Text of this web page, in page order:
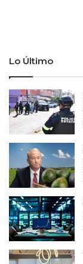
s
l
a
n
e
s
d
e
m
i
t
i
r
o
a
v
a
s
g
r
c
i
a
s
a
l
o
Lo Último